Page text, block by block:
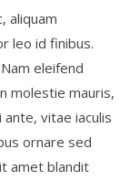
aliquam
leo id finibus.
eleifend
molestie mauris,
vitae iaculis
ornare sed
amet blandit